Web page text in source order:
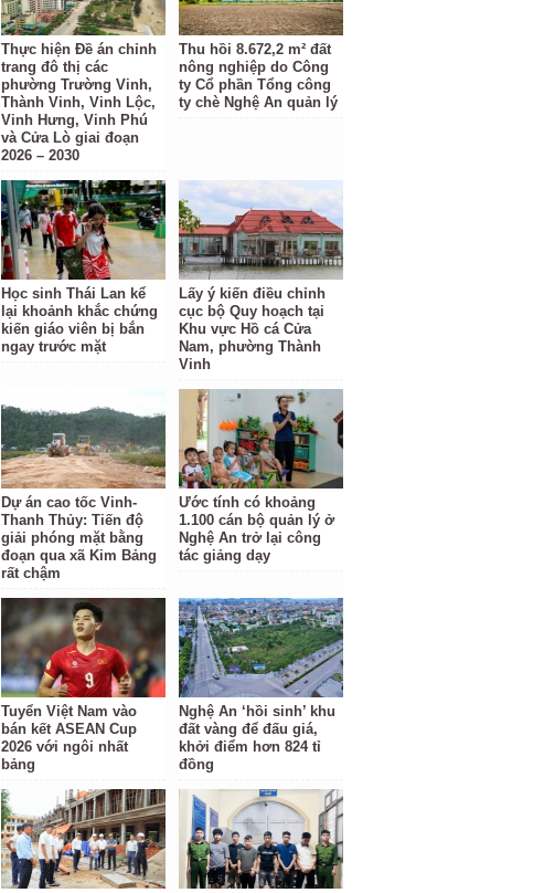
Thực hiện Đề án chỉnh
trang đô thị các
phường Trường Vinh,
Thành Vinh, Vinh Lộc,
Vinh Hưng, Vinh Phú
và Cửa Lò giai đoạn
2026 – 2030
Thu hồi 8.672,2 m² đất
nông nghiệp do Công
ty Cổ phần Tổng công
ty chè Nghệ An quản lý
Học sinh Thái Lan kể
lại khoảnh khắc chứng
kiến giáo viên bị bắn
ngay trước mặt
Lấy ý kiến điều chỉnh
cục bộ Quy hoạch tại
Khu vực Hồ cá Cửa
Nam, phường Thành
Vinh
Dự án cao tốc Vinh-
Thanh Thủy: Tiến độ
giải phóng mặt bằng
đoạn qua xã Kim Bảng
rất chậm
Ước tính có khoảng
1.100 cán bộ quản lý ở
Nghệ An trở lại công
tác giảng dạy
Tuyển Việt Nam vào
bán kết ASEAN Cup
2026 với ngôi nhất
bảng
Nghệ An ‘hồi sinh’ khu
đất vàng để đấu giá,
khởi điểm hơn 824 tỉ
đồng